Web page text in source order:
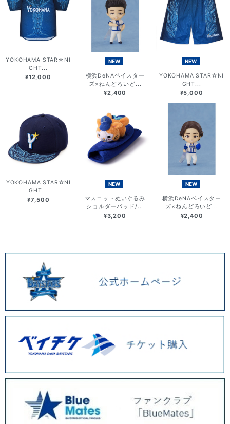
YOKOHAMA STAR☆NI
GHT...
¥12,000
NEW
横浜DeNAベイスター
ズ×ねんどろいど...
¥2,400
NEW
YOKOHAMA STAR☆NI
GHT...
¥5,000
YOKOHAMA STAR☆NI
GHT...
¥7,500
NEW
マスコットぬいぐるみ
ショルダーパッド/...
¥3,200
NEW
横浜DeNAベイスター
ズ×ねんどろいど...
¥2,400